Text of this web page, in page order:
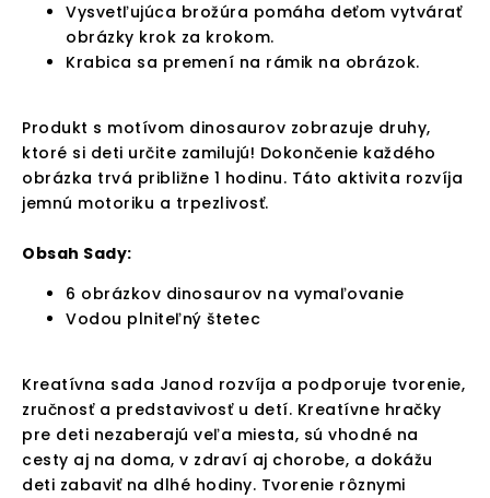
Vysvetľujúca brožúra pomáha deťom vytvárať
obrázky krok za krokom.
Krabica sa premení na rámik na obrázok.
Produkt s motívom dinosaurov zobrazuje druhy,
ktoré si deti určite zamilujú! Dokončenie každého
obrázka trvá približne 1 hodinu. Táto aktivita rozvíja
jemnú motoriku a trpezlivosť.
Obsah Sady:
6 obrázkov dinosaurov na vymaľovanie
Vodou plniteľný štetec
Kreatívna sada Janod rozvíja a podporuje tvorenie,
zručnosť a predstavivosť u detí. Kreatívne hračky
pre deti nezaberajú veľa miesta, sú vhodné na
cesty aj na doma, v zdraví aj chorobe, a dokážu
deti zabaviť na dlhé hodiny. Tvorenie rôznymi